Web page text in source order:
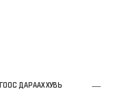
ДАРААХ ХУВЬ